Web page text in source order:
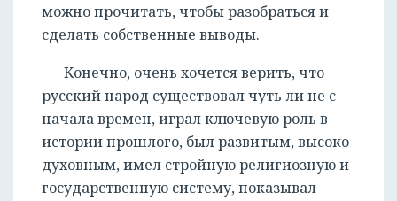
можно прочитать, чтобы разобраться и
сделать собственные выводы.
Конечно, очень хочется верить, что
русский народ существовал чуть ли не с
начала времен, играл ключевую роль в
истории прошлого, был развитым, высоко
духовным, имел стройную религиозную и
государственную систему, показывал